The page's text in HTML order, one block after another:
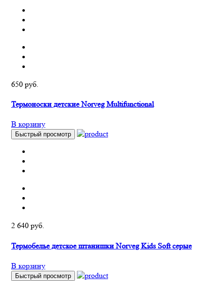
650 руб.
Термоноски детские Norveg Multifunctional
В корзину
Быстрый просмотр
2 640 руб.
Термобелье детское штанишки Norveg Kids Soft серые
В корзину
Быстрый просмотр